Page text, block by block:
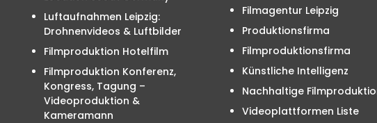
Luftaufnahmen Leipzig:
Drohnenvideos & Luftbilder
Filmproduktion Hotelfilm
Filmproduktion Konferenz,
Kongress, Tagung –
Videoproduktion &
Kameramann
Filmagentur Leipzig
Produktionsfirma
Filmproduktionsfirma
Künstliche Intelligenz
Nachhaltige
Videoplattformen Liste